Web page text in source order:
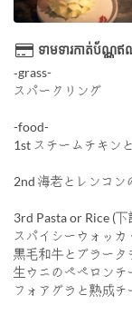
ទាមទារកាត់ប័ណ្ណឥ
‐grass-
スパークリング
-food-
1st スチームチキン
2nd 海老とレンコン
3rd Pasta or Rice (
スパイシーウォッカ
黒毛和牛とブラー
生ウニのペペロン
フォアグラと熟成